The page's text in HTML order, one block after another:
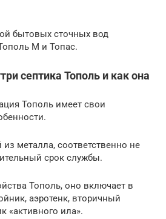
бытовых сточных вод
М и Топас.
септика Тополь и как она
Тополь имеет свои
металла, соответственно не
срок службы.
Тополь, оно включает в
аэротенк, вторичный
«активного ила».